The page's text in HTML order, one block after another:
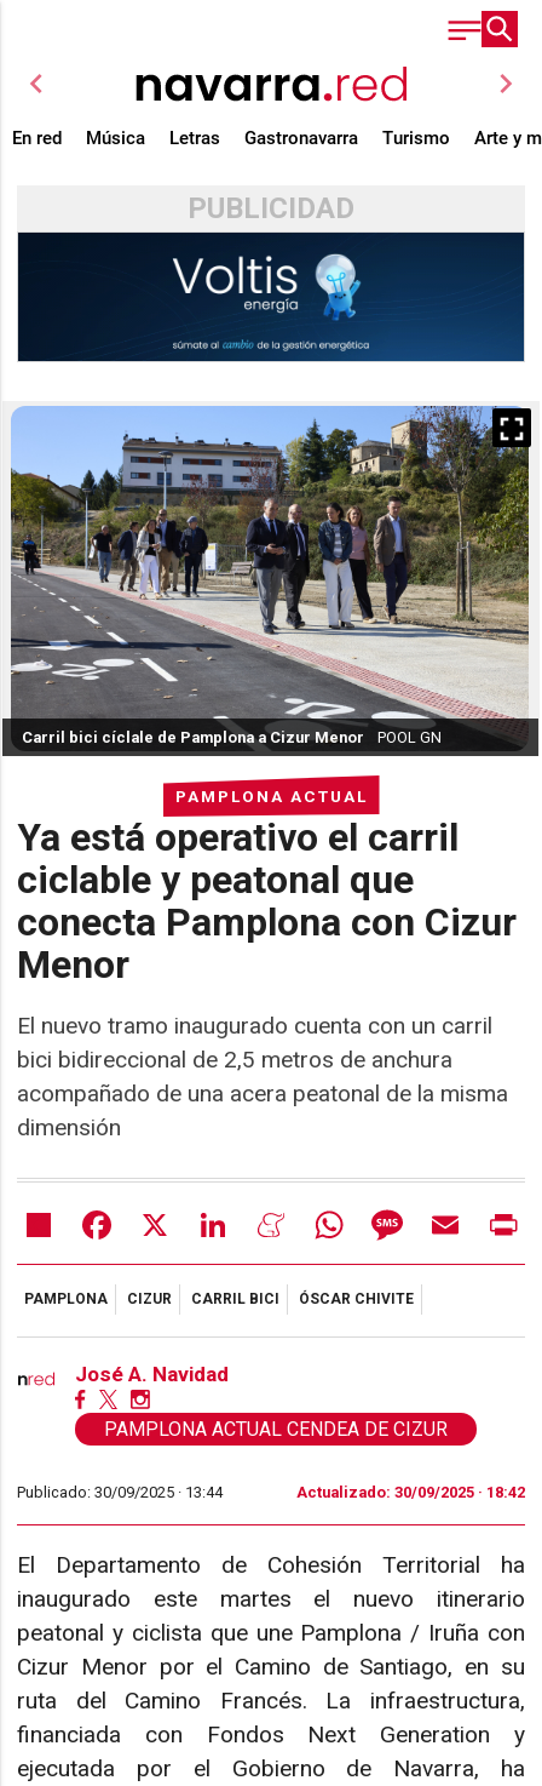
chevron_left chevron_right
En red Música Letras Gastronavarra Turismo Arte y
PUBLICIDAD
PAMPLONA ACTUAL
Ya está operativo el carril
ciclable y peatonal que
conecta Pamplona con Cizur
Menor
El nuevo tramo inaugurado cuenta con un carril
bici bidireccional de 2,5 metros de anchura
acompañado de una acera peatonal de la misma
dimensión
Carril bici cíclale de Pamplona a Cizur Menor POOL GN
Share Facebook LinkedIn MeneameWhatsAppMessageEmail
PAMPLONA CIZUR CARRIL BICI ÓSCAR CHIVITE
José A. Navidad
PAMPLONA ACTUAL CENDEA DE CIZUR
Publicado: 30/09/2025 · 13:44 Actualizado: 30/09/2025 · 18:42
El Departamento de Cohesión Territorial ha
inaugurado este martes el nuevo itinerario
peatonal y ciclista que une Pamplona / Iruña con
Cizur Menor por el Camino de Santiago, en su
ruta del Camino Francés. La infraestructura,
financiada con Fondos Next Generation y
ejecutada por el Gobierno de Navarra, ha